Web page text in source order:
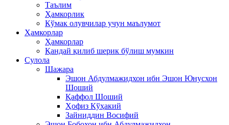
Таълим
Ҳамкорлик
Кўмак олувчилар учун маълумот
Ҳамкорлар
Ҳамкорлар
Қандай қилиб шерик бўлиш мумкин
Сулола
Шажара
Эшон Абдулмажидхон ибн Эшон Юнусхон
Шоший
Қаффол Шоший
Ҳофиз Кўҳакий
Зайниддин Восифий